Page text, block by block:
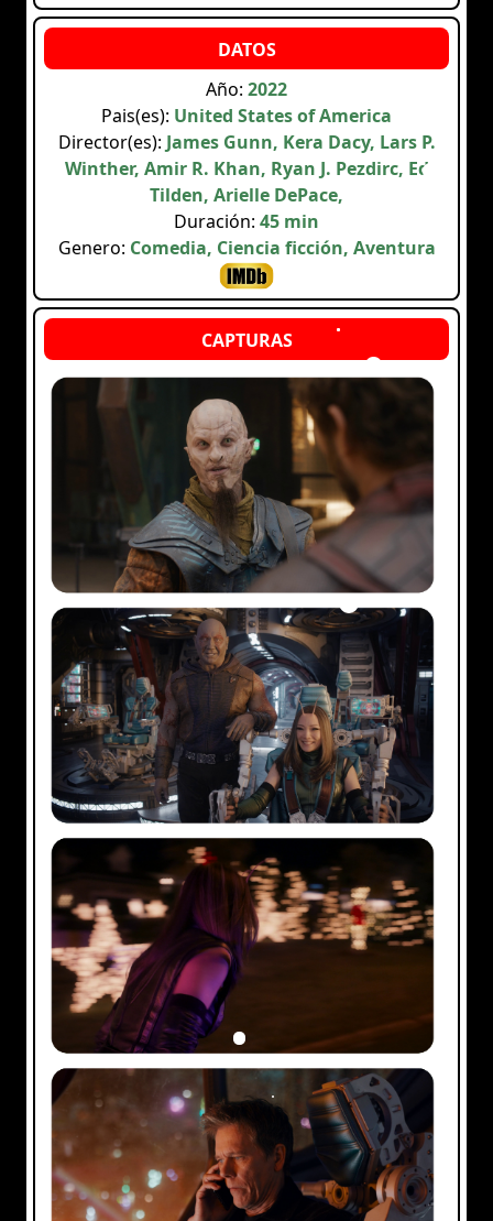
Año: 2022
Pais(es): United States of America
Director(es): James Gunn, Kera Dacy, Lars P.
Winther, Amir R. Khan, Ryan J. Pezdirc, Ed
Tilden, Arielle DePace,
Duración: 45 min
Genero: Comedia, Ciencia ficción, Aventura